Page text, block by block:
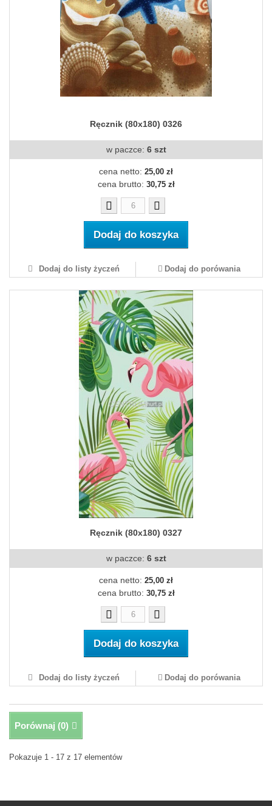
Ręcznik (80x180) 0326
w paczce: 6 szt
cena netto: 25,00 zł
cena brutto: 30,75 zł
Dodaj do koszyka
Dodaj do listy życzeń Dodaj do porówania
Ręcznik (80x180) 0327
w paczce: 6 szt
cena netto: 25,00 zł
cena brutto: 30,75 zł
Dodaj do koszyka
Dodaj do listy życzeń Dodaj do porówania
Porównaj (0)
Pokazuje 1 - 17 z 17 elementów